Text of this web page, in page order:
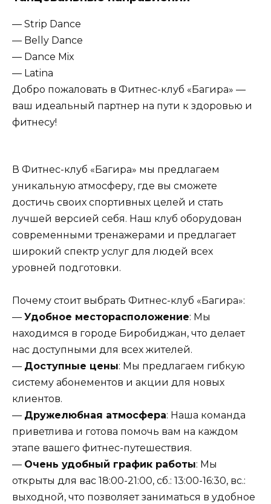
— Strip Dance
— Belly Dance
— Dance Mix
— Latina
Добро пожаловать в Фитнес-клуб «Багира» —
ваш идеальный партнер на пути к здоровью и
фитнесу!
В Фитнес-клуб «Багира» мы предлагаем
уникальную атмосферу, где вы сможете
достичь своих спортивных целей и стать
лучшей версией себя. Наш клуб оборудован
современными тренажерами и предлагает
широкий спектр услуг для людей всех
уровней подготовки.
Почему стоит выбрать Фитнес-клуб «Багира»:
— Удобное месторасположение: Мы
находимся в городе Биробиджан, что делает
нас доступными для всех жителей.
— Доступные цены: Мы предлагаем гибкую
систему абонементов и акции для новых
клиентов.
— Дружелюбная атмосфера: Наша команда
приветлива и готова помочь вам на каждом
этапе вашего фитнес-путешествия.
— Очень удобный график работы: Мы
открыты для вас 18:00-21:00, сб.: 13:00-16:30, вс.:
выходной, что позволяет заниматься в удобное